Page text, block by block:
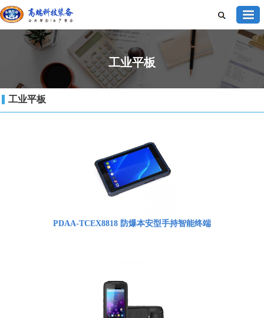
工业平板
工业平板
PDAA-TCEX8818 防爆本安型手持智能终端